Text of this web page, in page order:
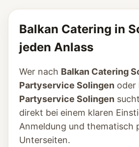
Balkan Catering in
jeden Anlass
Wer nach Balkan Catering
Partyservice Solingen oder
Partyservice Solingen
direkt bei einem klaren
Anmeldung und thematisch
Unterseiten.